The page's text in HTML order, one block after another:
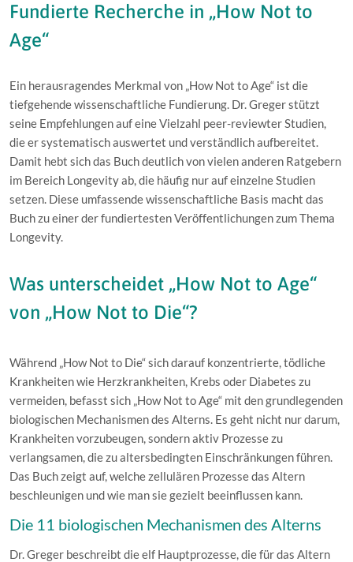
Fundierte Recherche in „How Not to
Age“
Ein herausragendes Merkmal von „How Not to Age“ ist die
tiefgehende wissenschaftliche Fundierung. Dr. Greger stützt
seine Empfehlungen auf eine Vielzahl peer-reviewter Studien,
die er systematisch auswertet und verständlich aufbereitet.
Damit hebt sich das Buch deutlich von vielen anderen Ratgebern
im Bereich Longevity ab, die häufig nur auf einzelne Studien
setzen. Diese umfassende wissenschaftliche Basis macht das
Buch zu einer der fundiertesten Veröffentlichungen zum Thema
Longevity.
Was unterscheidet „How Not to Age“
von „How Not to Die“?
Während „How Not to Die“ sich darauf konzentrierte, tödliche
Krankheiten wie Herzkrankheiten, Krebs oder Diabetes zu
vermeiden, befasst sich „How Not to Age“ mit den grundlegenden
biologischen Mechanismen des Alterns. Es geht nicht nur darum,
Krankheiten vorzubeugen, sondern aktiv Prozesse zu
verlangsamen, die zu altersbedingten Einschränkungen führen.
Das Buch zeigt auf, welche zellulären Prozesse das Altern
beschleunigen und wie man sie gezielt beeinflussen kann.
Die 11 biologischen Mechanismen des Alterns
Dr. Greger beschreibt die elf Hauptprozesse, die für das Altern